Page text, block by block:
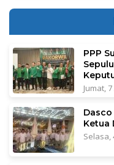
PPP
Jumat,
Ketua
Selasa,